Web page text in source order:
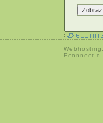
Webhosting